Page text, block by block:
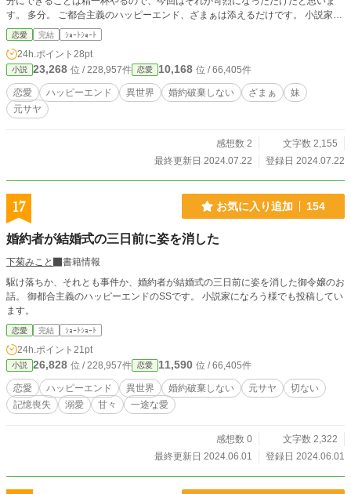
す。 多分。 ご都合主義のハッピーエンド、ざまぁは添えるだけです。 小説家に
なろう様でも投稿しています。
恋愛 完結 ｼｮｰﾄｼｮｰﾄ
24h.ポイント 28pt
小説 23,268 位 / 228,957件 恋愛 10,168 位 / 66,405件
恋愛 ハッピーエンド 異世界 婚約破棄しない ざまぁ
妹
元サヤ
感想数 2
文字数 2,155
最終更新日 2024.07.22
登録日 2024.07.22
17 お気に入り追加 154
婚約者が結婚式の三日前に姿を消した
下菊みこと
書籍情報
駆け落ちか、それとも事件か、婚約者が結婚式の三日前に姿を消した御令嬢のお
話。 御都合主義のハッピーエンドのSSです。 小説家になろう様でも投稿してい
ます。
恋愛 完結 ｼｮｰﾄｼｮｰﾄ
24h.ポイント 21pt
小説 26,828 位 / 228,957件 恋愛 11,590 位 / 66,405件
恋愛 ハッピーエンド 異世界 婚約破棄しない 元サヤ
切ない
記憶喪失
溺愛 甘々 一途な愛
感想数 0
文字数 2,322
最終更新日 2024.06.01
登録日 2024.06.01